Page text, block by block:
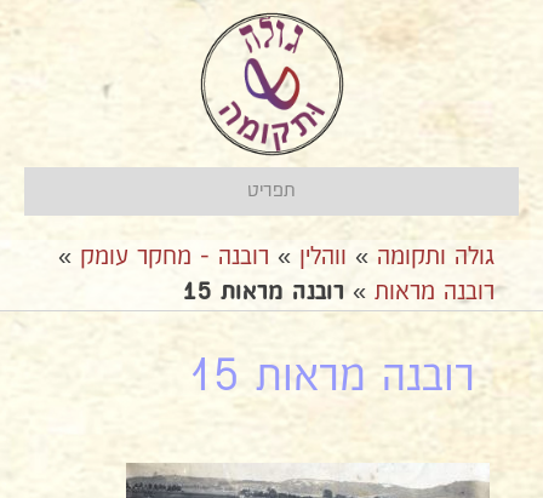
תפריט
גולה ותקומה » ווהלין » רובנה - מחקר עומק »
רובנה מראות » רובנה מראות 15
רובנה מראות 15